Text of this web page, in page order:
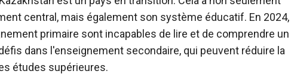
central, mais également son système éducatif. En 2024,
primaire sont incapables de lire et de comprendre un
dans l'enseignement secondaire, qui peuvent réduire la
études supérieures.